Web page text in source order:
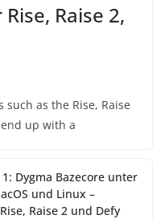
Raise 2,
as the Rise, Raise
up with a
Dygma Bazecore unter
und Linux –
Raise 2 und Defy